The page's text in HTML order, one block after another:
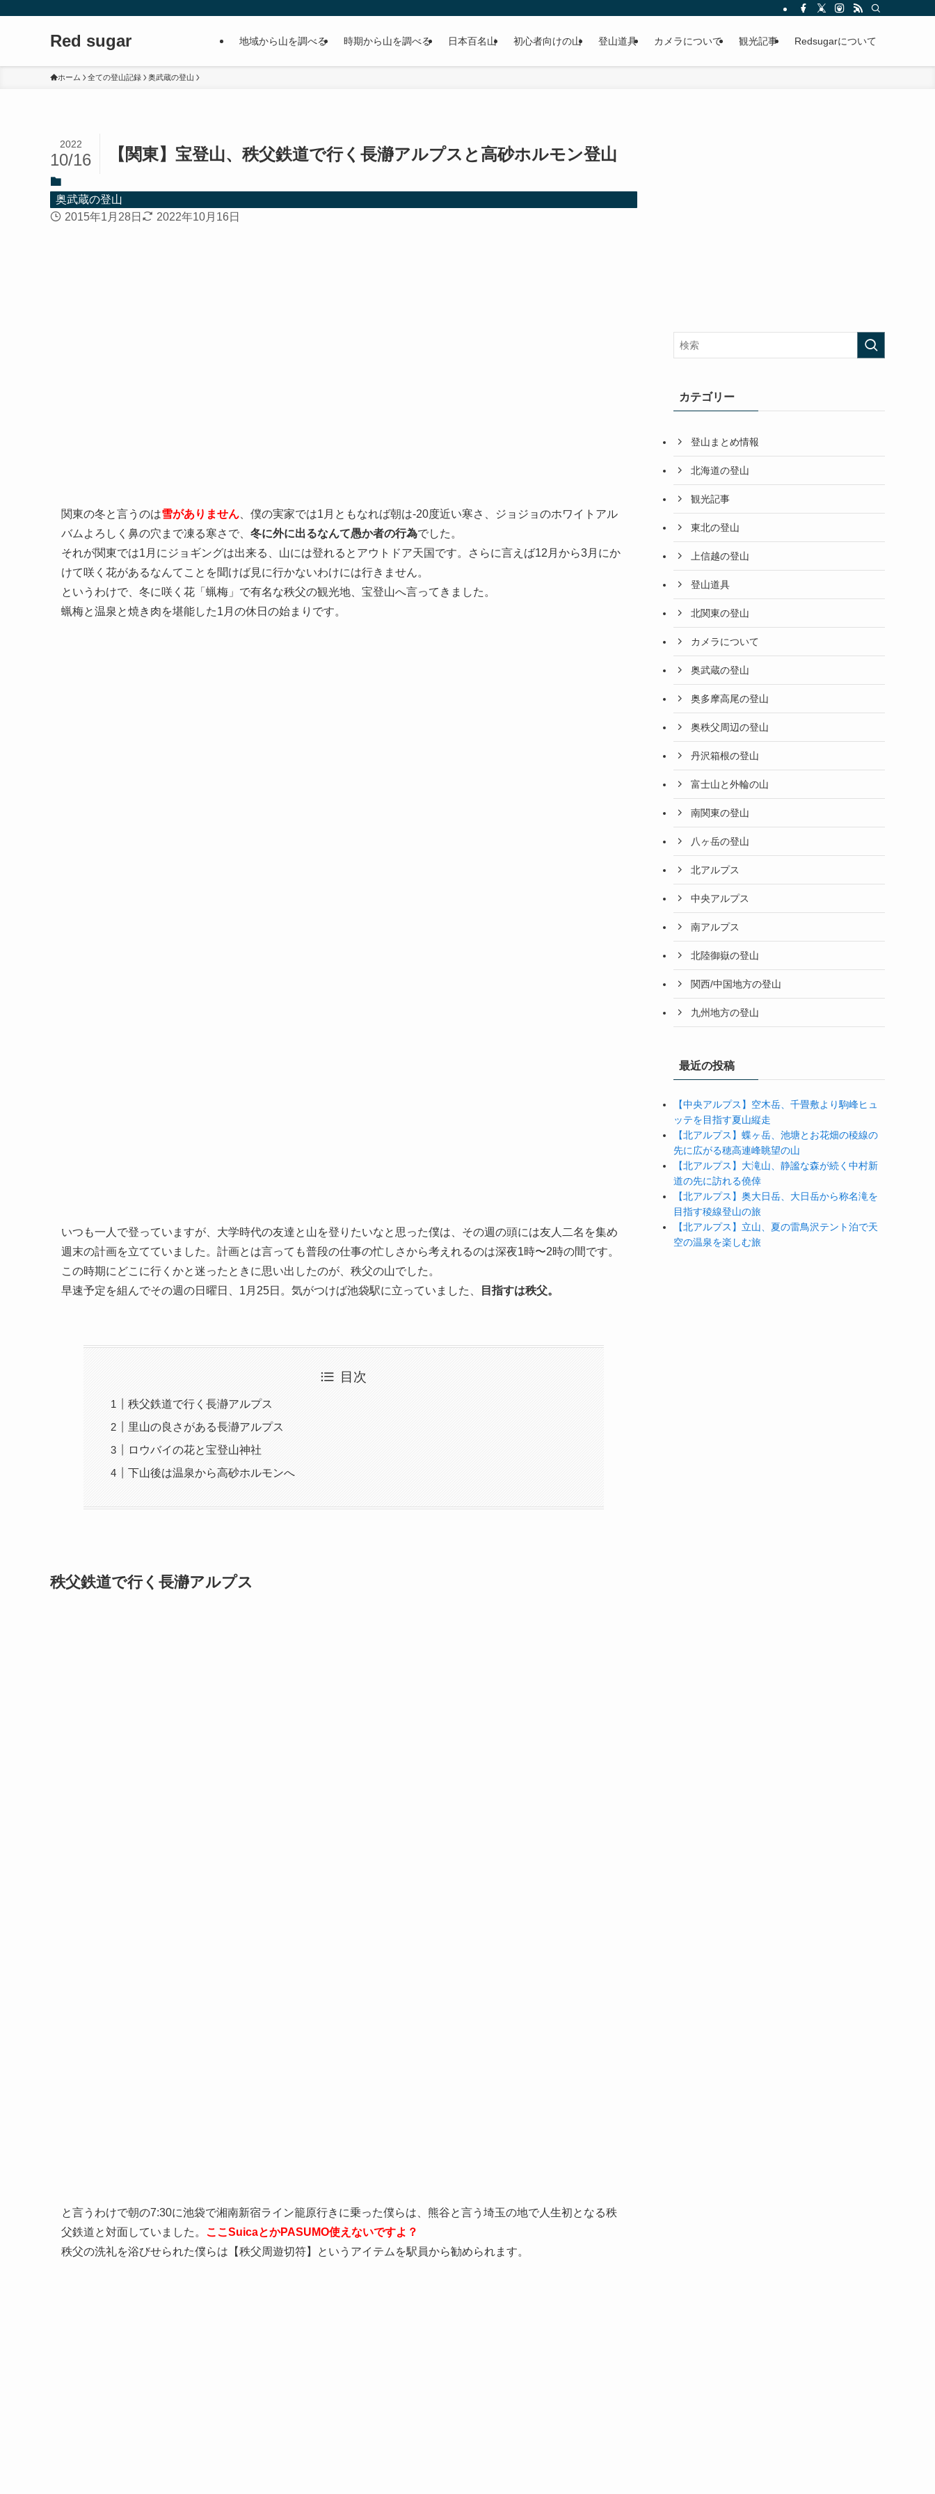
Red sugar 地域から山を調べる 時期から山を調べる 日本百名山 初心者向けの山 登山道具 カメラについて 観光記事 Redsugarについて
ホーム 全ての登山記録 奥武蔵の登山
【関東】宝登山、秩父鉄道で行く長瀞アルプスと高砂ホルモン登山
2022
10/16
奥武蔵の登山
2015年1月28日
2022年10月16日
関東の冬と言うのは雪がありません 、僕の実家では1月ともなれば朝は-20度近い寒さ、ジョジョのホワイトアル
バムよろしく鼻の穴まで凍る寒さで、 冬に外に出るなんて愚か者の行為でした。
それが関東では1月にジョギングは出来る、山には登れるとアウトドア天国です。さらに言えば12月から3月にか
けて咲く花があるなんてことを聞けば見に行かないわけには行きません。
というわけで、冬に咲く花「蝋梅」で有名な秩父の観光地、宝登山へ言ってきました。
蝋梅と温泉と焼き肉を堪能した1月の休日の始まりです。
いつも一人で登っていますが、大学時代の友達と山を登りたいなと思った僕は、その週の頭には友人二名を集め
週末の計画を立てていました。計画とは言っても普段の仕事の忙しさから考えれるのは深夜1時〜2時の間です。
この時期にどこに行くかと迷ったときに思い出したのが、秩父の山でした。
早速予定を組んでその週の日曜日、1月25日。気がつけば池袋駅に立っていました、
目指すは秩父。
目次
秩父鉄道で行く長瀞アルプス
里山の良さがある長瀞アルプス
ロウバイの花と宝登山神社
下山後は温泉から高砂ホルモンへ
秩父鉄道で行く長瀞アルプス
と言うわけで朝の7:30に池袋で湘南新宿ライン籠原行きに乗った僕らは、熊谷と言う埼玉の地で人生初となる秩
父鉄道と対面していました。 ここSuicaとかPASUMO使えないですよ？
秩父の洗礼を浴びせられた僕らは【秩父周遊切符】というアイテムを駅員から勧められます。
カテゴリー
登山まとめ情報
北海道の登山
観光記事
東北の登山
上信越の登山
登山道具
北関東の登山
カメラについて
奥武蔵の登山
奥多摩高尾の登山
奥秩父周辺の登山
丹沢箱根の登山
富士山と外輪の山
南関東の登山
八ヶ岳の登山
北アルプス
中央アルプス
南アルプス
北陸御嶽の登山
関西/中国地方の登山
九州地方の登山
最近の投稿
【中央アルプス】空木岳、千畳敷より駒峰ヒュ
ッテを目指す夏山縦走
【北アルプス】蝶ヶ岳、池塘とお花畑の稜線の
先に広がる穂高連峰眺望の山
【北アルプス】大滝山、静謐な森が続く中村新
道の先に訪れる僥倖
【北アルプス】奥大日岳、大日岳から称名滝を
目指す稜線登山の旅
【北アルプス】立山、夏の雷鳥沢テント泊で天
空の温泉を楽しむ旅